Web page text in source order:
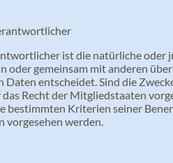
ist die natürliche oder
oder gemeinsam mit anderen
entscheidet. Sind die
Recht der Mitgliedstaaten
Kriterien seiner
vorgesehen werden.